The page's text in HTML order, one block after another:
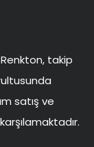
takip
satış ve